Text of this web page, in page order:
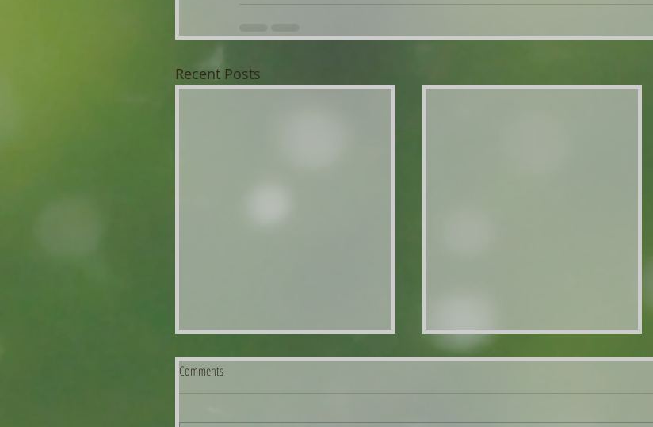
Recent Posts
Vaikeuksien vuosi - Uhrilista
(Muistakaa tsekata edellinen
Toukokuun kokoontuminen
Olisi taas pitkästä aikaa
Comments